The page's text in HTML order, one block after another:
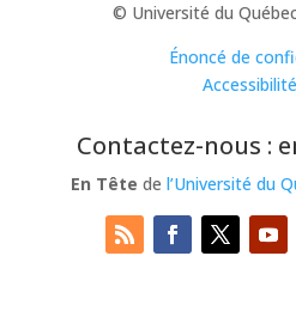
© Université du
Énoncé de
Contactez-nous :
En Tête del’Université du